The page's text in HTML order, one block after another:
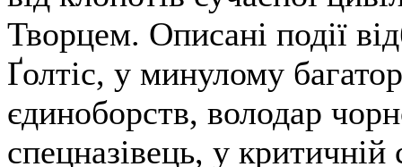
Творцем. Описані події
Ґолтіс, у минулому
єдиноборств, володар
спецназівець, у критичній